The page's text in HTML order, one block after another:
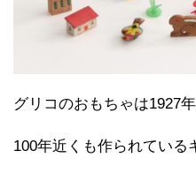
グリコのおもちゃは1927
100年近くも作られている